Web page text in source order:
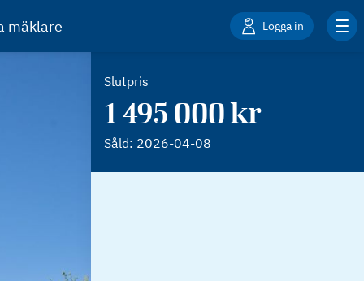
mäklare Logga in
Slutpris
1 495 000 kr
Såld: 2026-04-08